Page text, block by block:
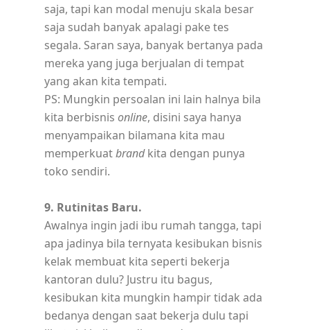
saja, tapi kan modal menuju skala besar
saja sudah banyak apalagi pake tes
segala. Saran saya, banyak bertanya pada
mereka yang juga berjualan di tempat
yang akan kita tempati.
PS: Mungkin persoalan ini lain halnya bila
kita berbisnis online, disini saya hanya
menyampaikan bilamana kita mau
memperkuatbrandkita dengan punya
toko sendiri.
9. Rutinitas Baru.
Awalnya ingin jadi ibu rumah tangga, tapi
apa jadinya bila ternyata kesibukan bisnis
kelak membuat kita seperti bekerja
kantoran dulu? Justru itu bagus,
kesibukan kita mungkin hampir tidak ada
bedanya dengan saat bekerja dulu tapi